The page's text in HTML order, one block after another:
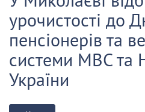
урочистості до
пенсіонерів та
системи МВС та
України